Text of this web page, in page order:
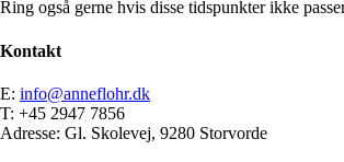
Ring også gerne hvis disse tidspunkter ikke
Kontakt
E: info@anneflohr.dk
T: +45 2947 7856
Adresse: Gl. Skolevej, 9280 Storvorde